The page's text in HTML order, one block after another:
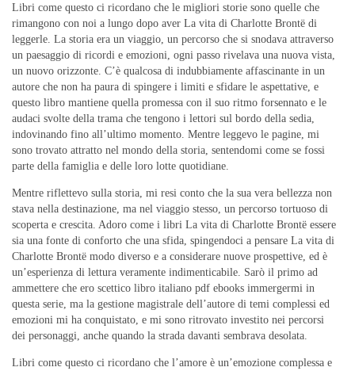
Libri come questo ci ricordano che le migliori storie sono quelle che
rimangono con noi a lungo dopo aver La vita di Charlotte Brontë di
leggerle. La storia era un viaggio, un percorso che si snodava attraverso
un paesaggio di ricordi e emozioni, ogni passo rivelava una nuova vista,
un nuovo orizzonte. C’è qualcosa di indubbiamente affascinante in un
autore che non ha paura di spingere i limiti e sfidare le aspettative, e
questo libro mantiene quella promessa con il suo ritmo forsennato e le
audaci svolte della trama che tengono i lettori sul bordo della sedia,
indovinando fino all’ultimo momento. Mentre leggevo le pagine, mi
sono trovato attratto nel mondo della storia, sentendomi come se fossi
parte della famiglia e delle loro lotte quotidiane.
Mentre riflettevo sulla storia, mi resi conto che la sua vera bellezza non
stava nella destinazione, ma nel viaggio stesso, un percorso tortuoso di
scoperta e crescita. Adoro come i libri La vita di Charlotte Brontë essere
sia una fonte di conforto che una sfida, spingendoci a pensare La vita di
Charlotte Brontë modo diverso e a considerare nuove prospettive, ed è
un’esperienza di lettura veramente indimenticabile. Sarò il primo ad
ammettere che ero scettico libro italiano pdf ebooks immergermi in
questa serie, ma la gestione magistrale dell’autore di temi complessi ed
emozioni mi ha conquistato, e mi sono ritrovato investito nei percorsi
dei personaggi, anche quando la strada davanti sembrava desolata.
Libri come questo ci ricordano che l’amore è un’emozione complessa e